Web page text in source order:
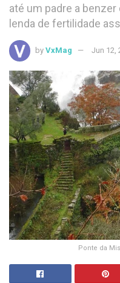
até um padre a
lenda de fertilidade
by VxMag Jun 12,
Ponte da